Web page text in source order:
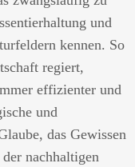
und
kennen. So
regiert,
effizienter und
und
das Gewissen
nachhaltigen